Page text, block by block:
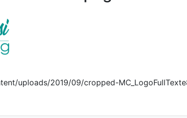
uploads/2019/09/cropped-